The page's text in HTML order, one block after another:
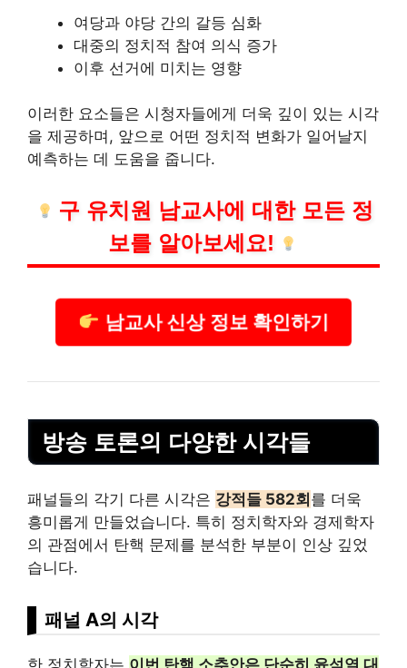
여당과 야당 간의 갈등 심화
대중의 정치적 참여 의식 증가
이후 선거에 미치는 영향
이러한 요소들은 시청자들에게 더욱 깊이 있는 시각
을 제공하며, 앞으로 어떤 정치적 변화가 일어날지
예측하는 데 도움을 줍니다.
구 유치원 남교사에 대한 모든 정
보를 알아보세요!
남교사 신상 정보 확인하기
방송 토론의 다양한 시각들
패널들의 각기 다른 시각은 강적들 582회 를 더욱
흥미롭게 만들었습니다. 특히 정치학자와 경제학자
의 관점에서 탄핵 문제를 분석한 부분이 인상 깊었
습니다.
패널 A의 시각